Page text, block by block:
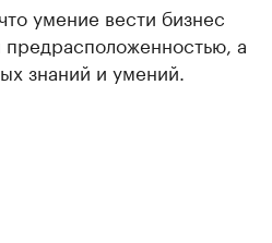
умение вести бизнес
а
знаний и умений.